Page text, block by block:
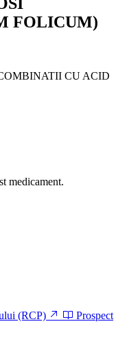
FOLICUM)
CU ACID
medicament.
(RCP)
Prospect